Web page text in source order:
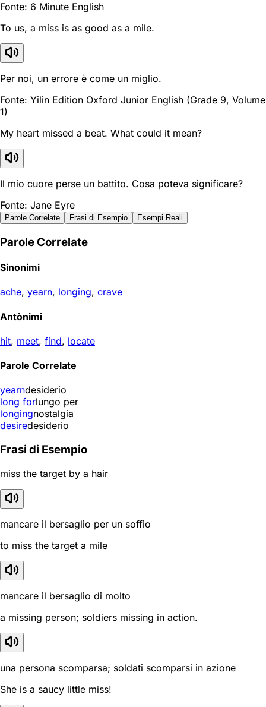
Fonte: 6 Minute English
To us, a miss is as good as a mile.
Per noi, un errore è come un miglio.
Fonte: Yilin Edition Oxford Junior English (Grade 9, Volume
1)
My heart missed a beat. What could it mean?
Il mio cuore perse un battito. Cosa poteva significare?
Fonte: Jane Eyre
Parole Correlate Frasi di Esempio Esempi Reali
Parole Correlate
Sinonimi
ache, yearn, longing, crave
Antònimi
hit, meet, find, locate
Parole Correlate
yearndesiderio
long forlungo per
longingnostalgia
desiredesiderio
Frasi di Esempio
miss the target by a hair
mancare il bersaglio per un soffio
to miss the target a mile
mancare il bersaglio di molto
a missing person; soldiers missing in action.
una persona scomparsa; soldati scomparsi in azione
She is a saucy little miss!